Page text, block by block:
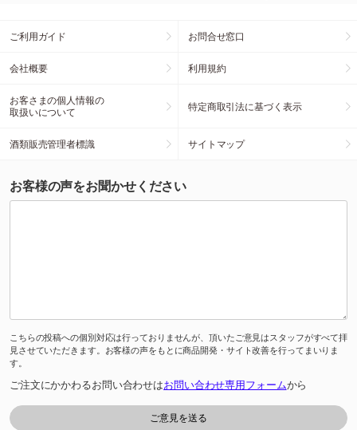
ご利用ガイド お問合せ窓口
会社概要 利用規約
お客さまの個人情報の
取扱いについて
特定商取引法に基づく表示
酒類販売管理者標識 サイトマップ
お客様の声をお聞かせください
こちらの投稿への個別対応は行っておりませんが、頂いたご意見はスタッフがすべて拝
見させていただきます。お客様の声をもとに商品開発・サイト改善を行ってまいりま
す。
ご注文にかかわるお問い合わせはお問い合わせ専用フォームから